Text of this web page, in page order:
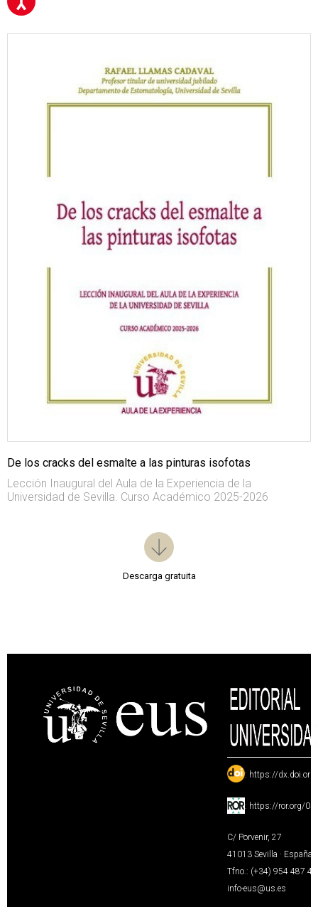
De los cracks del esmalte a las pinturas isofotas
Lección Inaugural del Aula de la Experiencia de la
Universidad de Sevilla. Curso Académico 2025-2026
Descarga gratuita
: https://
: https://ror.org/
C/ Porvenir, 27
41013 Sevilla · España
Tfno.: (+34) 954 487
info-eus@us.es